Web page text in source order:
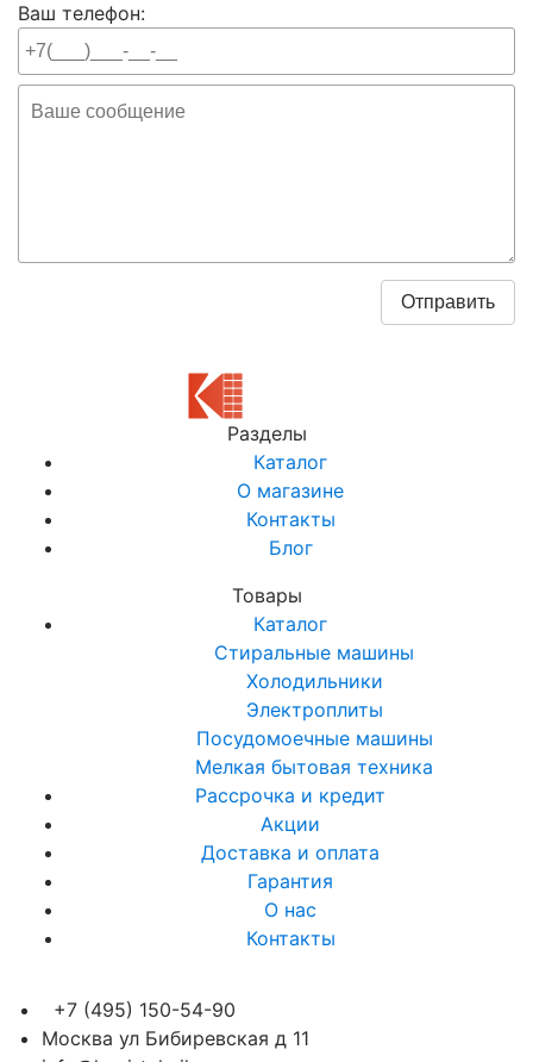
Ваш телефон:
Разделы
Каталог
О магазине
Контакты
Блог
Товары
Каталог
Стиральные машины
Холодильники
Электроплиты
Посудомоечные машины
Мелкая бытовая техника
Рассрочка и кредит
Акции
Доставка и оплата
Гарантия
О нас
Контакты
+7 (495) 150-54-90
Москва ул Бибиревская д 11